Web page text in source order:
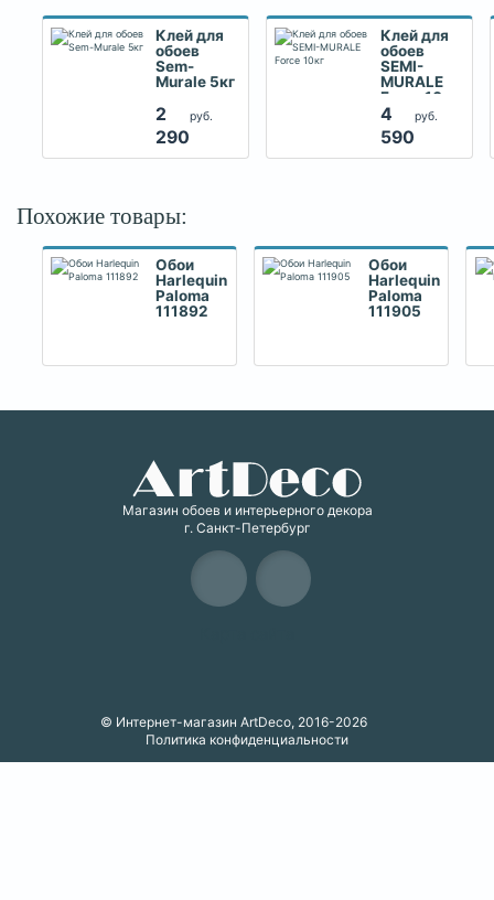
Клей для
обоев
Sem-
Murale 5кг
2
290
руб.
Клей для
обоев
SEMI-
MURALE
Force 10кг
4
590
руб.
Похожие товары:
Обои
Harlequin
Paloma
111892
Обои
Harlequin
Paloma
111905
Магазин обоев и интерьерного декора
г. Санкт-Петербург
© Интернет-магазин ArtDeco, 2016-2026
Политика конфиденциальности